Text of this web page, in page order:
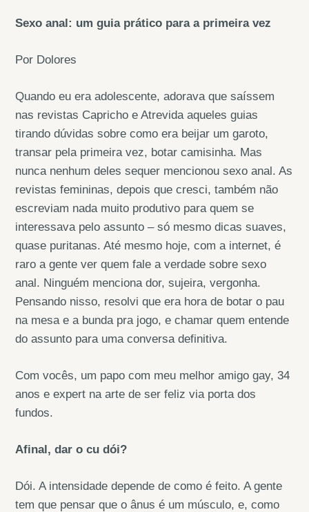
Sexo anal: um guia prático para a primeira vez
Por Dolores
Quando eu era adolescente, adorava que saíssem
nas revistas Capricho e Atrevida aqueles guias
tirando dúvidas sobre como era beijar um garoto,
transar pela primeira vez, botar camisinha. Mas
nunca nenhum deles sequer mencionou sexo anal. As
revistas femininas, depois que cresci, também não
escreviam nada muito produtivo para quem se
interessava pelo assunto – só mesmo dicas suaves,
quase puritanas. Até mesmo hoje, com a internet, é
raro a gente ver quem fale a verdade sobre sexo
anal. Ninguém menciona dor, sujeira, vergonha.
Pensando nisso, resolvi que era hora de botar o pau
na mesa e a bunda pra jogo, e chamar quem entende
do assunto para uma conversa definitiva.
Com vocês, um papo com meu melhor amigo gay, 34
anos e expert na arte de ser feliz via porta dos
fundos.
Afinal, dar o cu dói?
Dói. A intensidade depende de como é feito. A gente
tem que pensar que o ânus é um músculo, e, como